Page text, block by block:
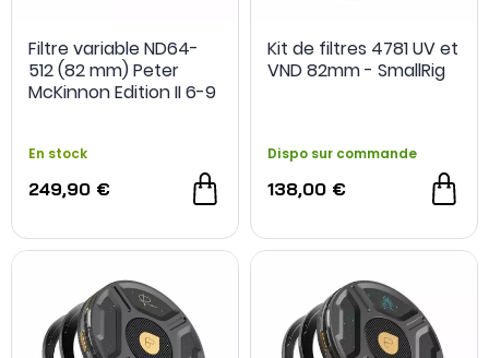
Filtre variable ND64-
512 (82 mm) Peter
McKinnon Edition II 6-9
En stock
249,90 €
Kit de filtres 4781 UV et
VND 82mm - SmallRig
Dispo sur commande
138,00 €